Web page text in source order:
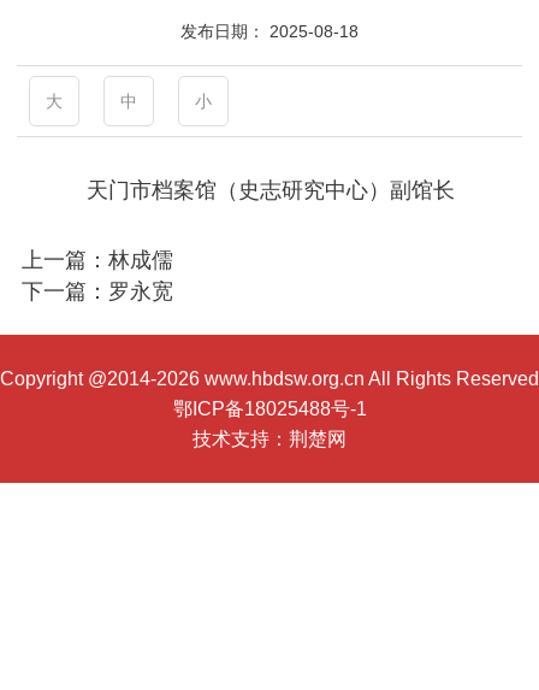
发布日期： 2025-08-18
大 中 小
天门市档案馆（史志研究中心）副馆长
上一篇：林成儒
下一篇：罗永宽
Copyright @2014-2026 www.hbdsw.org.cn All Rights Reserved
鄂ICP备18025488号-1
技术支持： 荆楚网